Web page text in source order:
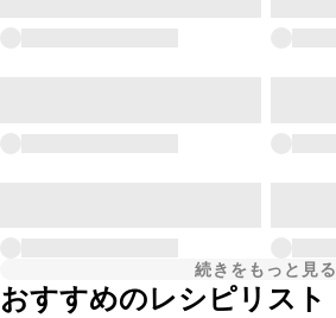
続きをもっと見る
おすすめのレシピリスト